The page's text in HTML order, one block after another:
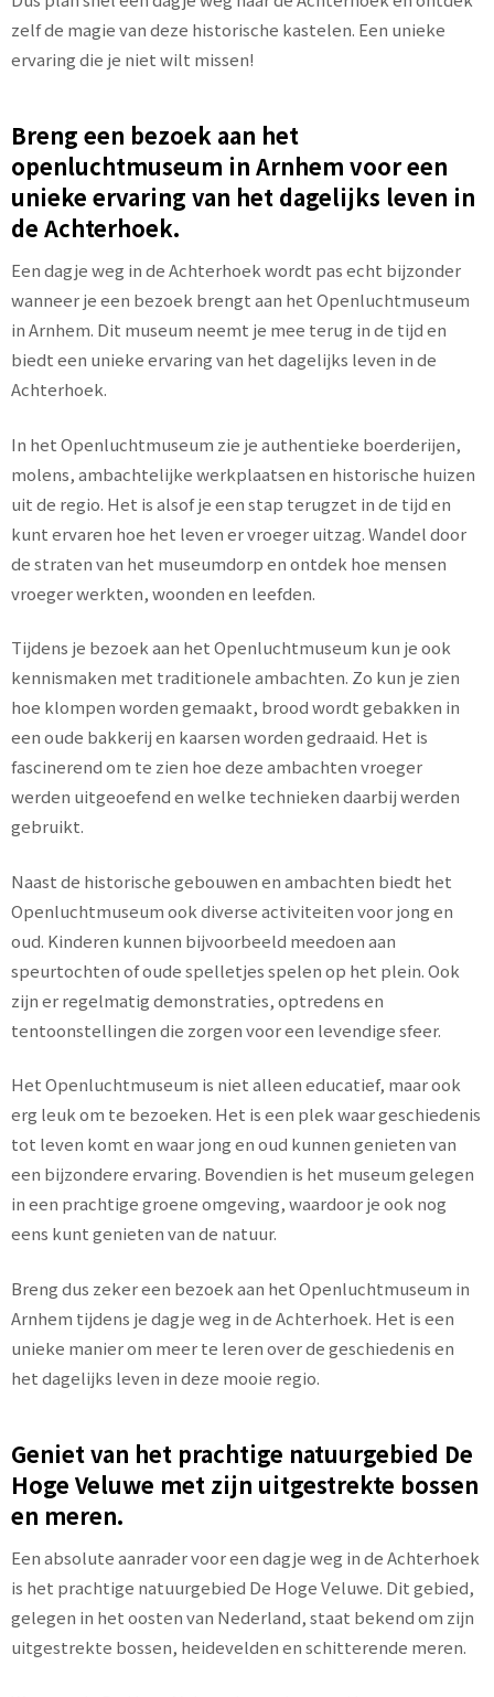
zelf de magie van deze historische kastelen. Een unieke
ervaring die je niet wilt missen!
Breng een bezoek aan het
openluchtmuseum in Arnhem voor een
unieke ervaring van het dagelijks leven in
de Achterhoek.
Een dagje weg in de Achterhoek wordt pas echt bijzonder
wanneer je een bezoek brengt aan het Openluchtmuseum
in Arnhem. Dit museum neemt je mee terug in de tijd en
biedt een unieke ervaring van het dagelijks leven in de
Achterhoek.
In het Openluchtmuseum zie je authentieke boerderijen,
molens, ambachtelijke werkplaatsen en historische huizen
uit de regio. Het is alsof je een stap terugzet in de tijd en
kunt ervaren hoe het leven er vroeger uitzag. Wandel door
de straten van het museumdorp en ontdek hoe mensen
vroeger werkten, woonden en leefden.
Tijdens je bezoek aan het Openluchtmuseum kun je ook
kennismaken met traditionele ambachten. Zo kun je zien
hoe klompen worden gemaakt, brood wordt gebakken in
een oude bakkerij en kaarsen worden gedraaid. Het is
fascinerend om te zien hoe deze ambachten vroeger
werden uitgeoefend en welke technieken daarbij werden
gebruikt.
Naast de historische gebouwen en ambachten biedt het
Openluchtmuseum ook diverse activiteiten voor jong en
oud. Kinderen kunnen bijvoorbeeld meedoen aan
speurtochten of oude spelletjes spelen op het plein. Ook
zijn er regelmatig demonstraties, optredens en
tentoonstellingen die zorgen voor een levendige sfeer.
Het Openluchtmuseum is niet alleen educatief, maar ook
erg leuk om te bezoeken. Het is een plek waar geschiedenis
tot leven komt en waar jong en oud kunnen genieten van
een bijzondere ervaring. Bovendien is het museum gelegen
in een prachtige groene omgeving, waardoor je ook nog
eens kunt genieten van de natuur.
Breng dus zeker een bezoek aan het Openluchtmuseum in
Arnhem tijdens je dagje weg in de Achterhoek. Het is een
unieke manier om meer te leren over de geschiedenis en
het dagelijks leven in deze mooie regio.
Geniet van het prachtige natuurgebied De
Hoge Veluwe met zijn uitgestrekte bossen
en meren.
Een absolute aanrader voor een dagje weg in de Achterhoek
is het prachtige natuurgebied De Hoge Veluwe. Dit gebied,
gelegen in het oosten van Nederland, staat bekend om zijn
uitgestrekte bossen, heidevelden en schitterende meren.